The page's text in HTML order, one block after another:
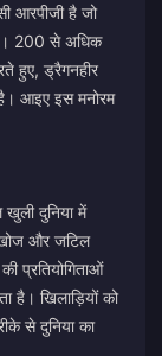
आरपीजी है जो
है। 200 से अधिक
हुए, ड्रैगनहीर
आइए इस मनोरम
खुली दुनिया में
और जटिल
प्रतियोगिताओं
है। खिलाड़ियों को
से दुनिया का